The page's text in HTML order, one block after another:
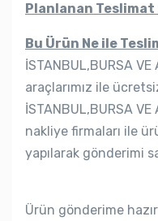
Planlanan Teslimat
Bu Ürün Ne ile
İSTANBUL,BURSA
araçlarımız ile
İSTANBUL,BURSA VE
nakliye firmaları ile
yapılarak gönderimi
Ürün gönderime